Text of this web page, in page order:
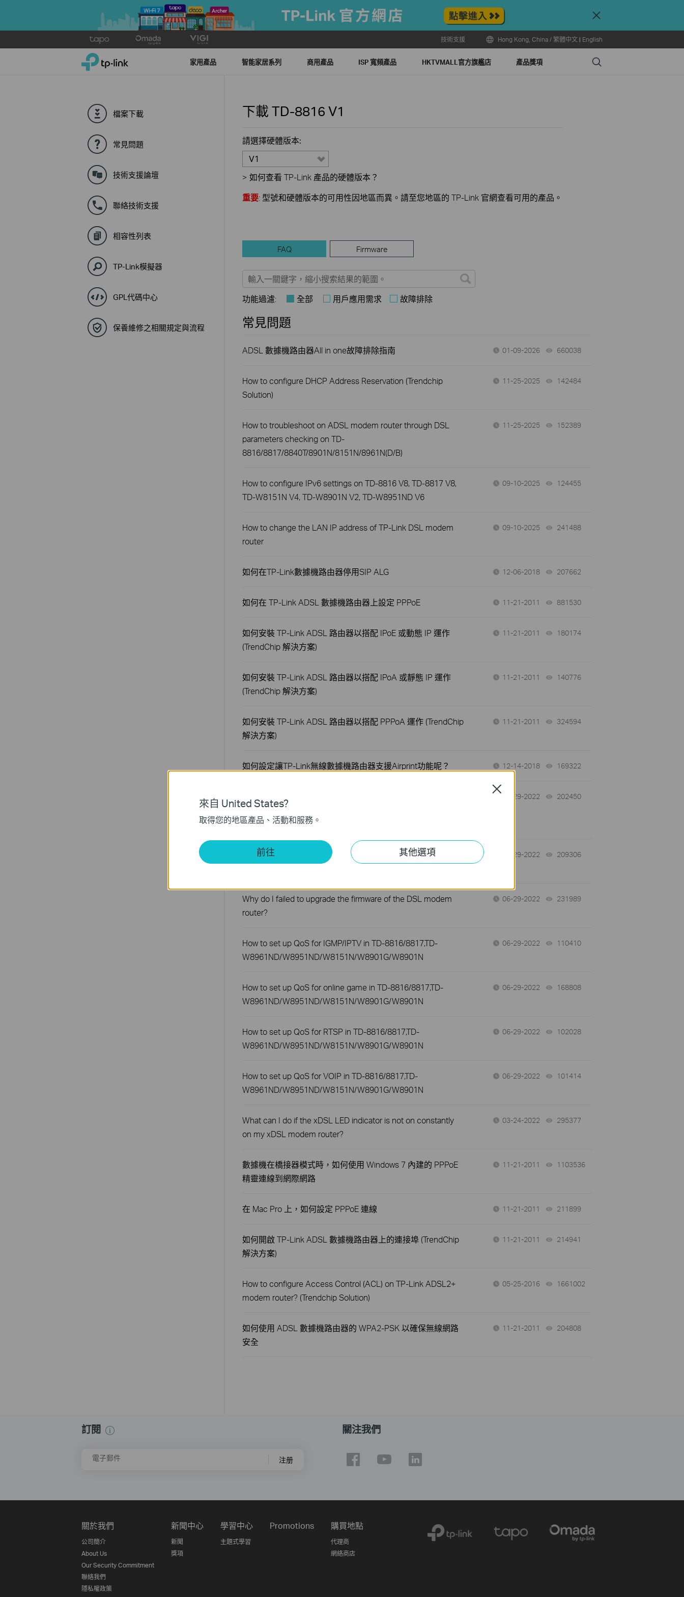
Close
to
技術支援 Hong Kong, China / 繁體中文 | English
TP-Link, Reliably Smart 家用產品 智能家居系列 商用產品 ISP 寬頻產品 HKTVMALL官方旗艦店 產品獎項 Search
檔案下載
常見問題
技術支援論壇
聯絡技術支援
相容性列表
TP-Link模擬器
GPL代碼中心
保養維修之相關規定與流程
下載 TD-8816 V1
請選擇硬體版本:
V1
> 如何查看 TP-Link 產品的硬體版本？
重要: 型號和硬體版本的可用性因地區而異。請至您地區的 TP-Link 官網查看可用的產品。
FAQ Firmware
功能過濾: 全部 用戶應用需求 故障排除
常見問題
ADSL 數據機路由器All in one故障排除指南 01-09-2026 660038
How to configure DHCP Address Reservation (Trendchip
Solution)
11-25-2025 142484
How to troubleshoot on ADSL modem router through DSL
parameters checking on TD-
8816/8817/8840T/8901N/8151N/8961N(D/B)
11-25-2025 152389
How to configure IPv6 settings on TD-8816 V8, TD-8817 V8,
TD-W8151N V4, TD-W8901N V2, TD-W8951ND V6
09-10-2025 124455
How to change the LAN IP address of TP-Link DSL modem
router
09-10-2025 241488
如何在TP-Link數據機路由器停用SIP ALG 12-06-2018 207662
如何在 TP-Link ADSL 數據機路由器上設定 PPPoE 11-21-2011 881530
如何安裝 TP-Link ADSL 路由器以搭配 IPoE 或動態 IP 運作
(TrendChip 解決方案)
11-21-2011 180174
如何安裝 TP-Link ADSL 路由器以搭配 IPoA 或靜態 IP 運作
(TrendChip 解決方案)
11-21-2011 140776
如何安裝 TP-Link ADSL 路由器以搭配 PPPoA 運作 (TrendChip
解決方案)
11-21-2011 324594
如何設定讓TP-Link無線數據機路由器支援Airprint功能呢？ 12-14-2018 169322
multiple IP servers) on TD-8816/8817 , TD-8840T, TD-
W8901G(N), TD-W8151N,TD-W8951ND(B), TD-W8961N(D/B)
06-29-2022 202450
How to configure Static Routing on TP-Link ADSL2+ modem
06-29-2022 209306
Why do I failed to upgrade the firmware of the DSL modem
router?
06-29-2022 231989
How to set up QoS for IGMP/IPTV in TD-8816/8817,TD-
W8961ND/W8951ND/W8151N/W8901G/W8901N
06-29-2022 110410
How to set up QoS for online game in TD-8816/8817,TD-
W8961ND/W8951ND/W8151N/W8901G/W8901N
06-29-2022 168808
How to set up QoS for RTSP in TD-8816/8817,TD-
W8961ND/W8951ND/W8151N/W8901G/W8901N
06-29-2022 102028
How to set up QoS for VOIP in TD-8816/8817,TD-
W8961ND/W8951ND/W8151N/W8901G/W8901N
06-29-2022 101414
What can I do if the xDSL LED indicator is not on constantly
on my xDSL modem router?
03-24-2022 295377
數據機在橋接器模式時，如何使用 Windows 7 內建的 PPPoE
精靈連線到網際網路
11-21-2011 1103536
在 Mac Pro 上，如何設定 PPPoE 連線 11-21-2011 211899
如何開啟 TP-Link ADSL 數據機路由器上的連接埠 (TrendChip
解決方案)
11-21-2011 214941
How to configure Access Control (ACL) on TP-Link ADSL2+
modem router? (Trendchip Solution)
05-25-2016 1661002
如何使用 ADSL 數據機路由器的 WPA2-PSK 以確保無線網路
安全
11-21-2011 204808
訂閱
電子郵件 注册
關注我們
關於我們
公司簡介
About Us
Our Security Commitment
聯絡我們
隱私權政策
新聞中心
新聞
獎項
學習中心
主題式學習
Promotions 購買地點
代理商
網絡商店
來自 United States?
取得您的地區產品、活動和服務。
前往 其他選項
Close